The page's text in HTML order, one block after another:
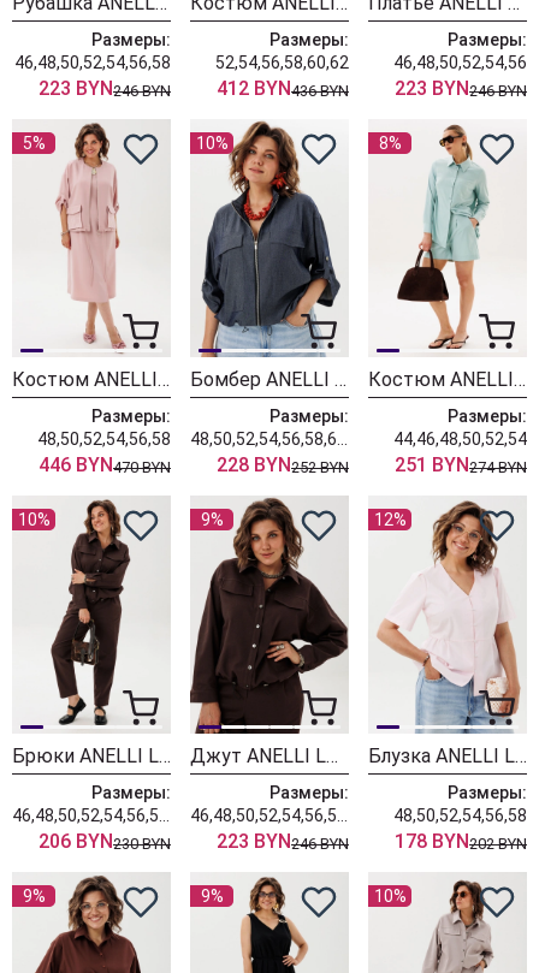
Размеры:
46,48,50,52,54,56,58
223 BYN246 BYN
Размеры:
52,54,56,58,60,62
412 BYN436 BYN
Размеры:
46,48,50,52,54,56
223 BYN246 BYN
5%
Костюм ANELLI LAUREL 1899 пудровые прелести
Размеры:
48,50,52,54,56,58
446 BYN470 BYN
10%
Бомбер ANELLI LAUREL 1845-2 джинсовый цвет
Размеры:
228 BYN252 BYN
8%
Костюм ANELLI LAUREL 1372 мятный леденец
Размеры:
44,46,48,50,52,54
251 BYN274 BYN
10%
Брюки ANELLI LAUREL 1853 горячий шоколад
Размеры:
206 BYN230 BYN
9%
Джут ANELLI LAUREL 1816 горячий шоколад
Размеры:
223 BYN246 BYN
12%
Блузка ANELLI LAUREL 1885-1 цветок шиповника
Размеры:
48,50,52,54,56,58
178 BYN202 BYN
9% 9% 10%